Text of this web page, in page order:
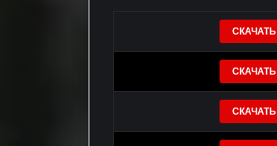
СКАЧАТЬ
СКАЧАТЬ
СКАЧАТЬ